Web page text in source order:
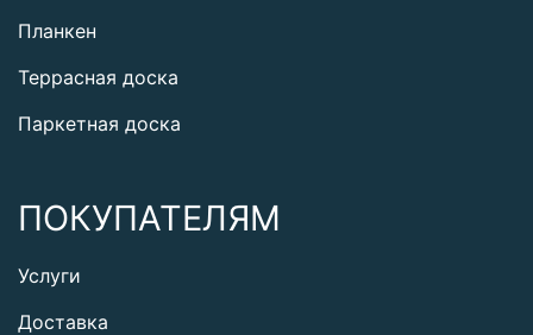
Планкен
Террасная доска
Паркетная доска
ПОКУПАТЕЛЯМ
Услуги
Доставка